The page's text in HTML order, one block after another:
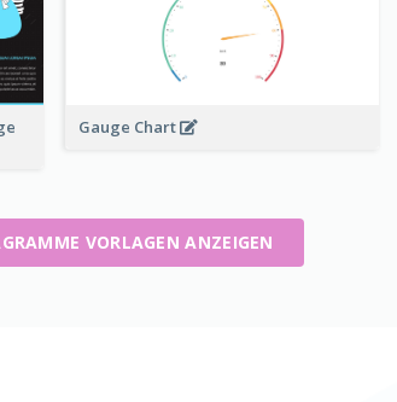
Gauge Chart
VORLAGEN ANZEIGEN